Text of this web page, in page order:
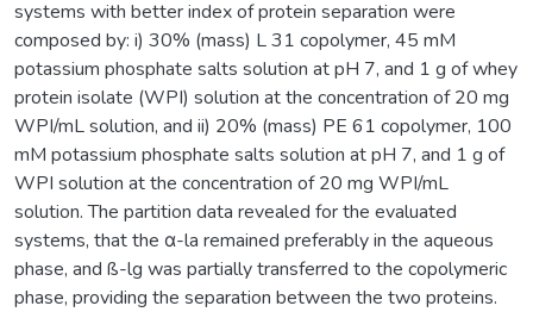
systems with better index of protein separation were
composed by: i) 30% (mass) L 31 copolymer, 45 mM
potassium phosphate salts solution at pH 7, and 1 g of whey
protein isolate (WPI) solution at the concentration of 20 mg
WPI/mL solution, and ii) 20% (mass) PE 61 copolymer, 100
mM potassium phosphate salts solution at pH 7, and 1 g of
WPI solution at the concentration of 20 mg WPI/mL
solution. The partition data revealed for the evaluated
systems, that the α-la remained preferably in the aqueous
phase, and ß-lg was partially transferred to the copolymeric
phase, providing the separation between the two proteins.